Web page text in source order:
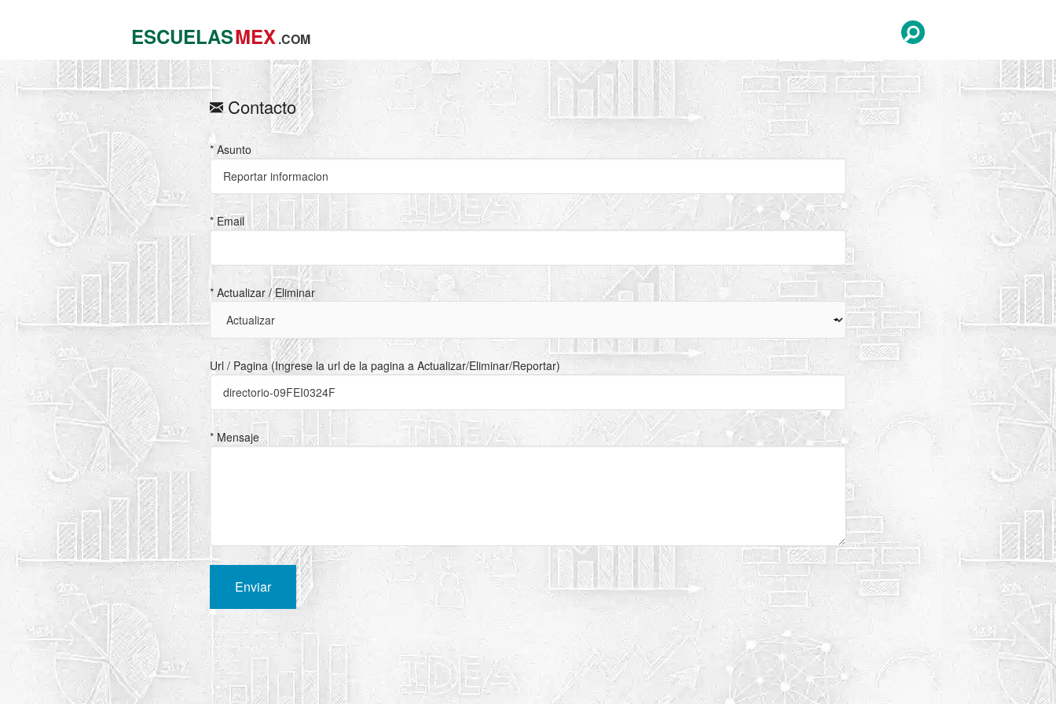
ESCUELASMEX.COM
Contacto
* Asunto
* Email
* Actualizar / Eliminar
Url / Pagina (Ingrese la url de la pagina a Actualizar/Eliminar/Reportar)
* Mensaje
Enviar